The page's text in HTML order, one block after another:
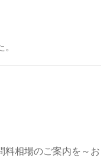
料相場のご案内を～お